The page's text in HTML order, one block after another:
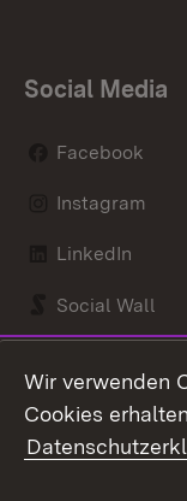
Social Media
Facebook
Instagram
LinkedIn
Social Wall
Kontakt
Wir verwenden
Cookies